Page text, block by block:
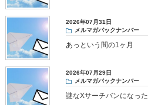
2026年07月31日
メルマガバックナンバー
あっという間の1ヶ月
2026年07月29日
メルマガバックナンバー
謎なXサーチバンになった